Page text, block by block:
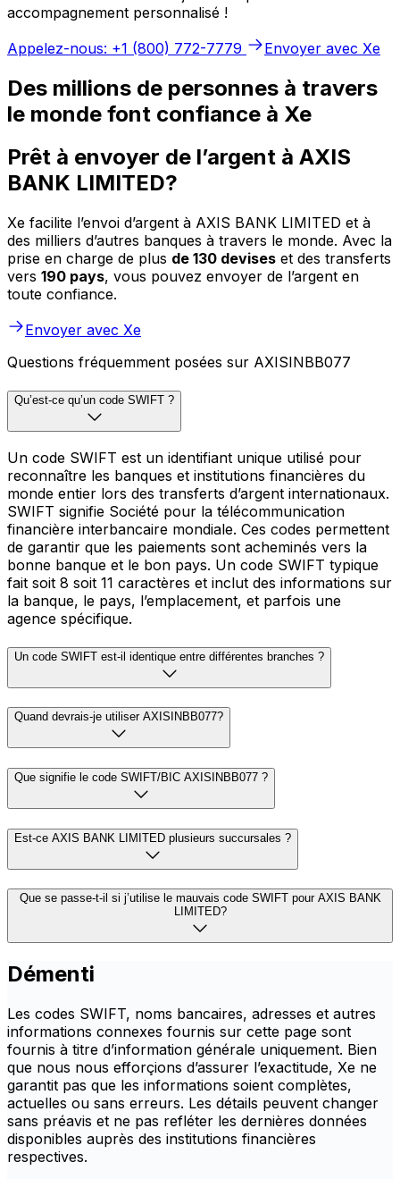
accompagnement personnalisé !
Appelez-nous: +1 (800) 772-7779
Envoyer avec Xe
Des millions de personnes à travers
le monde font confiance à Xe
Prêt à envoyer de l’argent à AXIS
BANK LIMITED?
Xe facilite l’envoi d’argent à AXIS BANK LIMITED et à
des milliers d’autres banques à travers le monde. Avec la
prise en charge de plus de 130 devises et des transferts
vers 190 pays, vous pouvez envoyer de l’argent en
toute confiance.
Envoyer avec Xe
Questions fréquemment posées sur AXISINBB077
Qu’est-ce qu’un code SWIFT ?
Un code SWIFT est un identifiant unique utilisé pour
reconnaître les banques et institutions financières du
monde entier lors des transferts d’argent internationaux.
SWIFT signifie Société pour la télécommunication
financière interbancaire mondiale. Ces codes permettent
de garantir que les paiements sont acheminés vers la
bonne banque et le bon pays. Un code SWIFT typique
fait soit 8 soit 11 caractères et inclut des informations sur
la banque, le pays, l’emplacement, et parfois une
agence spécifique.
Un code SWIFT est-il identique entre différentes branches ?
Quand devrais-je utiliser AXISINBB077?
Que signifie le code SWIFT/BIC AXISINBB077 ?
Est-ce AXIS BANK LIMITED plusieurs succursales ?
Que se passe-t-il si j’utilise le mauvais code SWIFT pour AXIS BANK
LIMITED?
Démenti
Les codes SWIFT, noms bancaires, adresses et autres
informations connexes fournis sur cette page sont
fournis à titre d’information générale uniquement. Bien
que nous nous efforçions d’assurer l’exactitude, Xe ne
garantit pas que les informations soient complètes,
actuelles ou sans erreurs. Les détails peuvent changer
sans préavis et ne pas refléter les dernières données
disponibles auprès des institutions financières
respectives.